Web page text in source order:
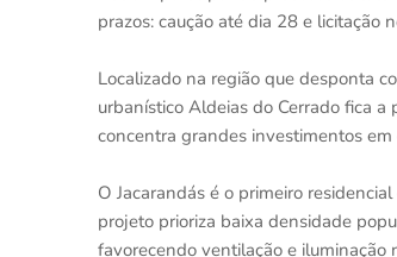
prazos: caução até dia 28 e licitação
Localizado na região que desponta
urbanístico Aldeias do Cerrado fica
concentra grandes investimentos
O Jacarandás é o primeiro
projeto prioriza baixa densidade
favorecendo ventilação e iluminação